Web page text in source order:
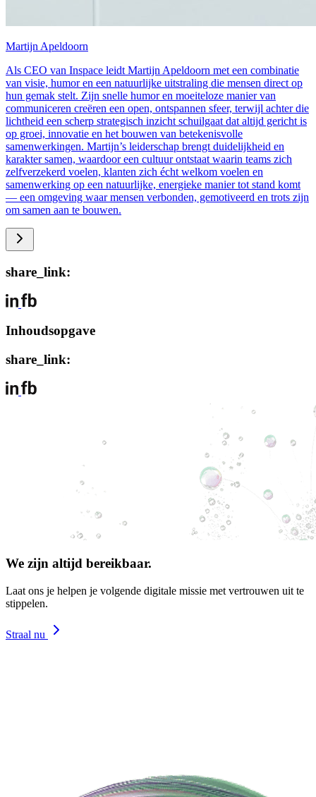
Martijn Apeldoorn
Als CEO van Inspace leidt Martijn Apeldoorn met een combinatie
van visie, humor en een natuurlijke uitstraling die mensen direct op
hun gemak stelt. Zijn snelle humor en moeiteloze manier van
communiceren creëren een open, ontspannen sfeer, terwijl achter die
lichtheid een scherp strategisch inzicht schuilgaat dat altijd gericht is
op groei, innovatie en het bouwen van betekenisvolle
samenwerkingen. Martijn’s leiderschap brengt duidelijkheid en
karakter samen, waardoor een cultuur ontstaat waarin teams zich
zelfverzekerd voelen, klanten zich écht welkom voelen en
samenwerking op een natuurlijke, energieke manier tot stand komt
— een omgeving waar mensen verbonden, gemotiveerd en trots zijn
om samen aan te bouwen.
share_link:
Inhoudsopgave
share_link:
We zijn altijd bereikbaar.
Laat ons je helpen je volgende digitale missie met vertrouwen uit te
stippelen.
Straal nu